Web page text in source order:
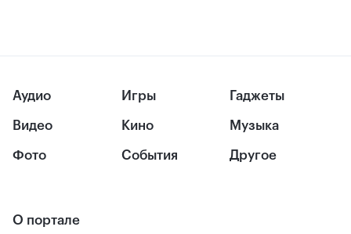
Аудио
Видео
Фото
Игры
Кино
События
Гаджеты
Музыка
Другое
О портале